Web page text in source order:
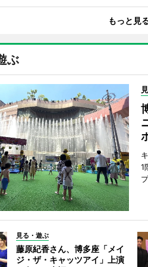
もっと見
ぶ
1
見る・遊ぶ
藤原紀香さん、博多座「メイ
ジ・ザ・キャッツアイ」上演